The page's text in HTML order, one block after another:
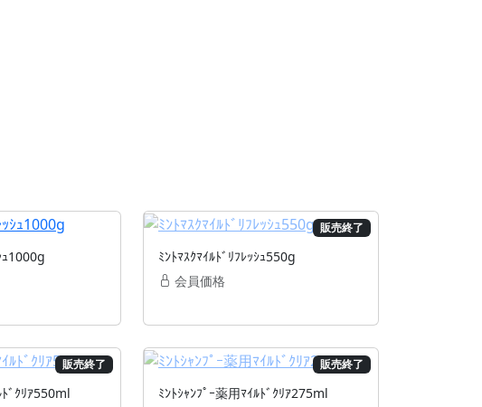
ｭ1000g
販売終了
ﾐﾝﾄﾏｽｸﾏｲﾙﾄﾞﾘﾌﾚｯｼｭ550g
会員価格
販売終了
ﾄﾞｸﾘｱ550ml
販売終了
ﾐﾝﾄｼｬﾝﾌﾟｰ薬用ﾏｲﾙﾄﾞｸﾘｱ275ml